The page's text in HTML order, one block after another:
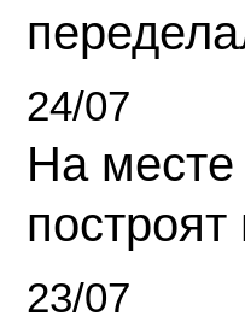
24/07
На месте
23/07